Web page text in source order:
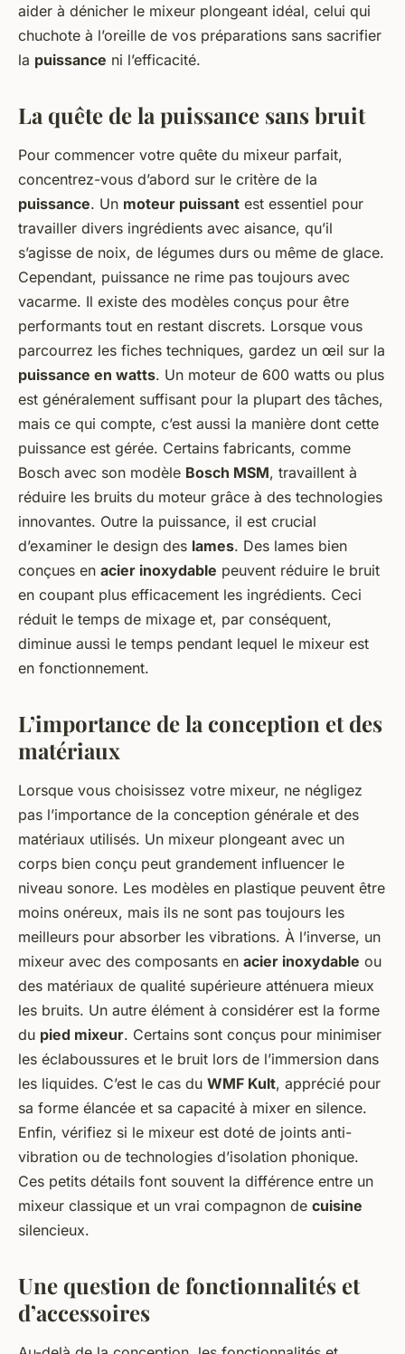
aider à dénicher le mixeur plongeant idéal, celui qui
chuchote à l’oreille de vos préparations sans sacrifier
la puissance ni l’efficacité.
La quête de la puissance sans bruit
Pour commencer votre quête du mixeur parfait,
concentrez-vous d’abord sur le critère de la
puissance. Un moteur puissant est essentiel pour
travailler divers ingrédients avec aisance, qu’il
s’agisse de noix, de légumes durs ou même de glace.
Cependant, puissance ne rime pas toujours avec
vacarme. Il existe des modèles conçus pour être
performants tout en restant discrets. Lorsque vous
parcourrez les fiches techniques, gardez un œil sur la
puissance en watts. Un moteur de 600 watts ou plus
est généralement suffisant pour la plupart des tâches,
mais ce qui compte, c’est aussi la manière dont cette
puissance est gérée. Certains fabricants, comme
Bosch avec son modèle Bosch MSM, travaillent à
réduire les bruits du moteur grâce à des technologies
innovantes. Outre la puissance, il est crucial
d’examiner le design des lames. Des lames bien
conçues en acier inoxydable peuvent réduire le bruit
en coupant plus efficacement les ingrédients. Ceci
réduit le temps de mixage et, par conséquent,
diminue aussi le temps pendant lequel le mixeur est
en fonctionnement.
L’importance de la conception et des
matériaux
Lorsque vous choisissez votre mixeur, ne négligez
pas l’importance de la conception générale et des
matériaux utilisés. Un mixeur plongeant avec un
corps bien conçu peut grandement influencer le
niveau sonore. Les modèles en plastique peuvent être
moins onéreux, mais ils ne sont pas toujours les
meilleurs pour absorber les vibrations. À l’inverse, un
mixeur avec des composants en acier inoxydable ou
des matériaux de qualité supérieure atténuera mieux
les bruits. Un autre élément à considérer est la forme
du pied mixeur. Certains sont conçus pour minimiser
les éclaboussures et le bruit lors de l’immersion dans
les liquides. C’est le cas du WMF Kult, apprécié pour
sa forme élancée et sa capacité à mixer en silence.
Enfin, vérifiez si le mixeur est doté de joints anti-
vibration ou de technologies d’isolation phonique.
Ces petits détails font souvent la différence entre un
mixeur classique et un vrai compagnon de cuisine
silencieux.
Une question de fonctionnalités et
d’accessoires